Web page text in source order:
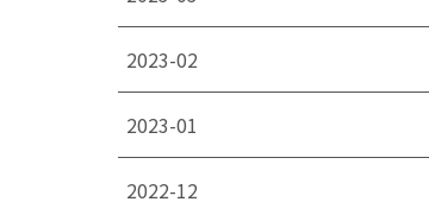
2023-02
2023-01
2022-12